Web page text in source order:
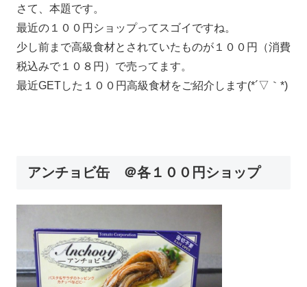
さて、本題です。
最近の１００円ショップってスゴイですね。
少し前まで高級食材とされていたものが１００円（消費
税込みで１０８円）で売ってます。
最近GETした１００円高級食材をご紹介します(*´▽｀*)
アンチョビ缶 ＠各１００円ショップ